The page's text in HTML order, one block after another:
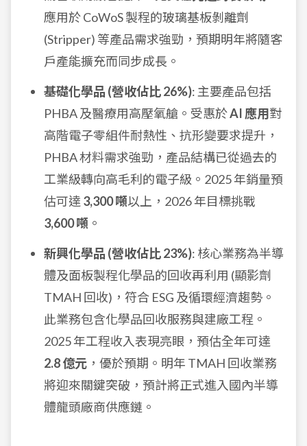
應用於 CoWoS 製程的玻璃基板剝離劑
(Stripper) 等產品需求強勁，預期明年將隨客
戶產能擴充而同步成長。
基礎化學品 (營收佔比 26%): 主要產品包括
PHBA 及醫療用高壓氧艙。受惠於AI 應用對
高階電子零組件耐熱性、抗形變要求提升，
PHBA 材料需求強勁，產品結構已從過去的
工業級轉向高毛利的電子級。2025 年銷量預
估可達 3,300 噸以上，2026 年目標挑戰
3,600 噸 。
新興化學品 (營收佔比 23%): 核心業務為半導
體及面板製程化學品的回收再利用 (顯影劑
TMAH 回收)，符合 ESG 及循環經濟趨勢。
此業務包含化學品回收服務與建廠工程。
2025 年工程收入表現亮眼，預估全年可達
2.8 億元 ，優於預期。明年 TMAH 回收業務
將迎來關鍵突破，預計將正式進入國內半導
體龍頭廠商供應鏈。